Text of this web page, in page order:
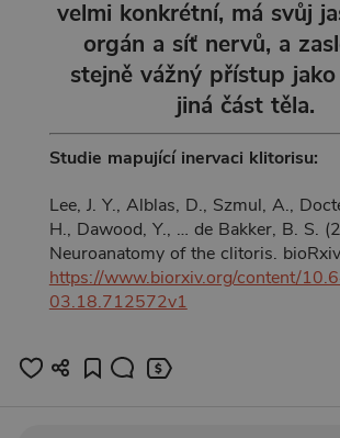
velmi konkrétní, má svůj
orgán a síť nervů, a
stejně vážný přístup
jiná část těla.
Studie mapující inervaci klitorisu:
Lee, J. Y., Alblas, D., Szmul, A.,
H., Dawood, Y., … de Bakker, B. S.
Neuroanatomy of the clitoris.
https://www.biorxiv.org/content/
03.18.712572v1